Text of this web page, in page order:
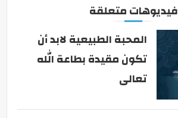
فيديوهات متعلقة
المحبة الطبيعية لابد أن
تكون مقيدة بطاعة الله
تعالى